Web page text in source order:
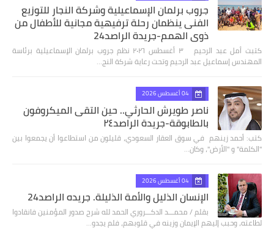
جروب برلمان الإسماعيلية وشركة النجار للتوزيع
الفنى ينظمان رحلة ترفيهية مجانية للأطفال من
ذوي الهمم-جريدة الراصد24
كتبت أمل عبد الرحيم ٣ أغسطس ٢٠٢٦ نظم جروب برلمان الإسماعيلية برئاسة
المهندس إسماعيل عبد الرحيم وتحت رعاية شركة النج…
04 أغسطس 2026
ناصر طويرش الحارثي.. حين التقى الميكروفون
بالطابوقة-جريدة الراصد٢٤
كتب: أحمد زينهم في سوق العقار السعودي، قليلون من استطاعوا أن يجمعوا بين
"الكلمة" و "الأرض"، وكان…
04 أغسطس 2026
الإنسان الذليل والأمة الذليلة. جريده الراصد24
بقلم / محمـــد الدكـــروري الحمد لله شرح صدور المؤمنين فانقادوا
لطاعته، وحبب إليهم الإيمان وزينه في قلوبهم، فلم يجدو…